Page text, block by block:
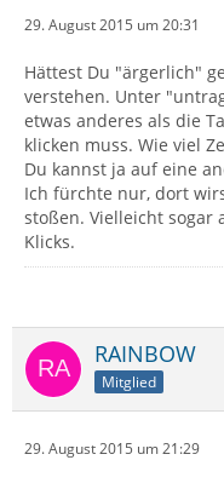
29. August 2015 um 20:31
Hättest Du "ärgerlich"
verstehen. Unter
etwas anderes als die
klicken muss. Wie viel
Du kannst ja auf eine
Ich fürchte nur, dort
stoßen. Vielleicht sogar
Klicks.
RAINBOW
Mitglied
29. August 2015 um 21:29